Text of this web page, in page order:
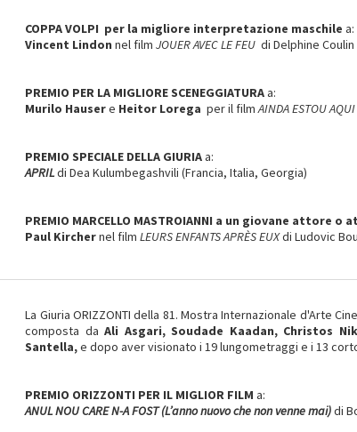
COPPA VOLPI per la migliore interpretazione maschilea:
Vincent Lindonnel filmJOUER AVEC LE FEU di Delphine
PREMIO PER LA MIGLIORE SCENEGGIATURAa:
Murilo Hausere Heitor Loregaper il filmAINDA ESTOU AQUI
PREMIO SPECIALE DELLA GIURIAa:
APRILdi Dea Kulumbegashvili (Francia, Italia, Georgia)
PREMIO MARCELLO MASTROIANNI a un giovane attore o
Paul Kirchernel filmLEURS ENFANTS APRÈS EUXdi Ludovic
La Giuria ORIZZONTI della 81. Mostra Internazionale d'Arte
composta da Ali Asgari, Soudade Kaadan, Christos
Santella,e dopo aver visionato i 19 lungometraggi e i 13
PREMIO ORIZZONTI PER IL MIGLIOR FILMa:
ANUL NOU CARE N-A FOST (L’anno nuovo che non venne mai)di